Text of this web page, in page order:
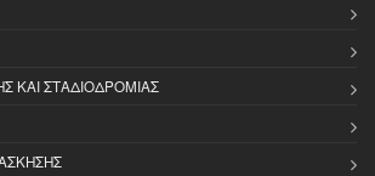
ΚΑΙ ΣΤΑΔΙΟΔΡΟΜΊΑΣ